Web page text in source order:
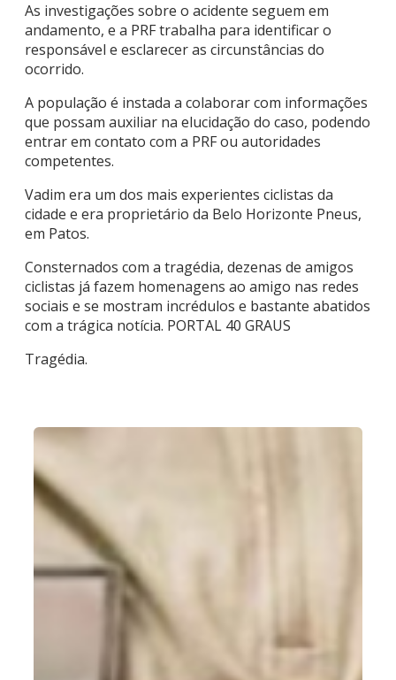
As investigações sobre o acidente seguem em
andamento, e a PRF trabalha para identificar o
responsável e esclarecer as circunstâncias do
ocorrido.
A população é instada a colaborar com informações
que possam auxiliar na elucidação do caso, podendo
entrar em contato com a PRF ou autoridades
competentes.
Vadim era um dos mais experientes ciclistas da
cidade e era proprietário da Belo Horizonte Pneus,
em Patos.
Consternados com a tragédia, dezenas de amigos
ciclistas já fazem homenagens ao amigo nas redes
sociais e se mostram incrédulos e bastante abatidos
com a trágica notícia. PORTAL 40 GRAUS
Tragédia.